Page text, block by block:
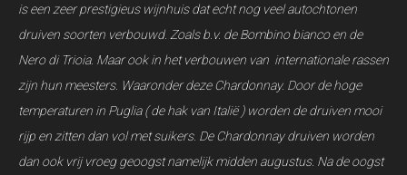
is een zeer prestigieus wijnhuis dat echt nog veel autochtonen
druiven soorten verbouwd. Zoals b.v. de Bombino bianco en de
Nero di Trioia. Maar ook in het verbouwen van internationale rassen
zijn hun meesters. Waaronder deze Chardonnay. Door de hoge
temperaturen in Puglia ( de hak van Italië ) worden de druiven mooi
rijp en zitten dan vol met suikers. De Chardonnay druiven worden
dan ook vrij vroeg geoogst namelijk midden augustus. Na de oogst